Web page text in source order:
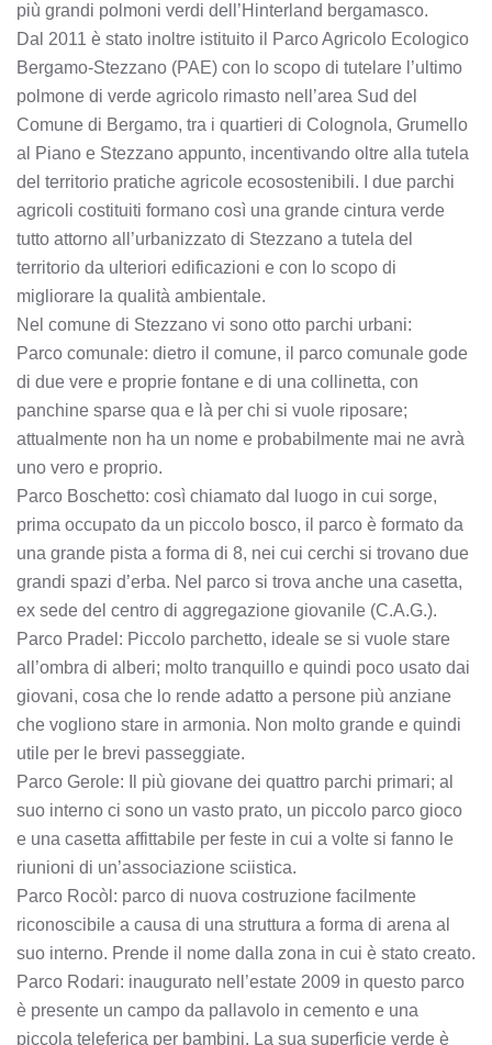
più grandi polmoni verdi dell’Hinterland bergamasco.
Dal 2011 è stato inoltre istituito il Parco Agricolo Ecologico
Bergamo-Stezzano (PAE) con lo scopo di tutelare l’ultimo
polmone di verde agricolo rimasto nell’area Sud del
Comune di Bergamo, tra i quartieri di Colognola, Grumello
al Piano e Stezzano appunto, incentivando oltre alla tutela
del territorio pratiche agricole ecosostenibili. I due parchi
agricoli costituiti formano così una grande cintura verde
tutto attorno all’urbanizzato di Stezzano a tutela del
territorio da ulteriori edificazioni e con lo scopo di
migliorare la qualità ambientale.
Nel comune di Stezzano vi sono otto parchi urbani:
Parco comunale: dietro il comune, il parco comunale gode
di due vere e proprie fontane e di una collinetta, con
panchine sparse qua e là per chi si vuole riposare;
attualmente non ha un nome e probabilmente mai ne avrà
uno vero e proprio.
Parco Boschetto: così chiamato dal luogo in cui sorge,
prima occupato da un piccolo bosco, il parco è formato da
una grande pista a forma di 8, nei cui cerchi si trovano due
grandi spazi d’erba. Nel parco si trova anche una casetta,
ex sede del centro di aggregazione giovanile (C.A.G.).
Parco Pradel: Piccolo parchetto, ideale se si vuole stare
all’ombra di alberi; molto tranquillo e quindi poco usato dai
giovani, cosa che lo rende adatto a persone più anziane
che vogliono stare in armonia. Non molto grande e quindi
utile per le brevi passeggiate.
Parco Gerole: Il più giovane dei quattro parchi primari; al
suo interno ci sono un vasto prato, un piccolo parco gioco
e una casetta affittabile per feste in cui a volte si fanno le
riunioni di un’associazione sciistica.
Parco Rocòl: parco di nuova costruzione facilmente
riconoscibile a causa di una struttura a forma di arena al
suo interno. Prende il nome dalla zona in cui è stato creato.
Parco Rodari: inaugurato nell’estate 2009 in questo parco
è presente un campo da pallavolo in cemento e una
piccola teleferica per bambini. La sua superficie verde è